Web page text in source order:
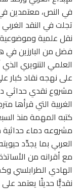
في النص، معتمدين في
تجلت في النقد
نقل علمية
فضل من البارزين في
العلمي التنويري
على نهجه نقاد كبار
مشروع نقدي حداثي
الغربية التي قرأها
كتبه المهمة منذ
مشروعه دماء حداثية
العربي بما يجدِّد
مع أقرانه من
الهادي الطرابلسي
نقديًّا حديثًا يعتمد